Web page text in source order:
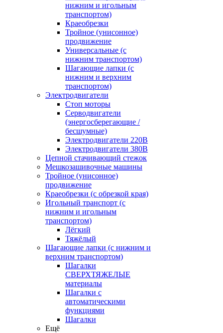
нижним и игольным
транспортом)
Краеобрезки
Тройное (унисонное)
продвижение
Универсальные (с
нижним транспортом)
Шагающие лапки (с
нижним и верхним
транспортом)
Электродвигатели
Стоп моторы
Серводвигатели
(энергосберегающие /
бесшумные)
Электродвигатели 220В
Электродвигатели 380В
Цепной стачивающий стежок
Мешкозашивочные машины
Тройное (унисонное)
продвижение
Краеобрезки (с обрезкой края)
Игольный транспорт (с
нижним и игольным
транспортом)
Лёгкий
Тяжёлый
Шагающие лапки (с нижним и
верхним транспортом)
Шагалки
СВЕРХТЯЖЕЛЫЕ
материалы
Шагалки с
автоматическими
функциями
Шагалки
Ещё